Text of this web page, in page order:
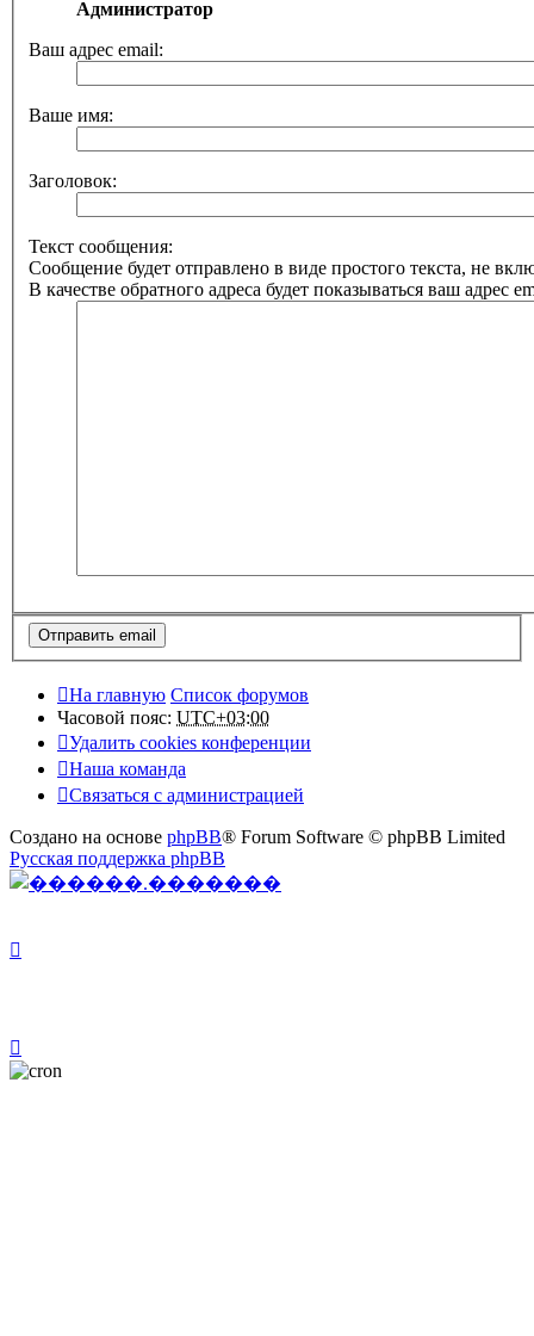
Администратор
Ваш адрес email:
Ваше имя:
Заголовок:
Текст сообщения:
Сообщение будет отправлено в виде простого текста, не
В качестве обратного адреса будет показываться ваш адрес
На главную Список форумов
Часовой пояс: UTC+03:00
Удалить cookies конференции
Наша команда
Связаться с администрацией
Создано на основе phpBB® Forum Software © phpBB Limited
Русская поддержка phpBB